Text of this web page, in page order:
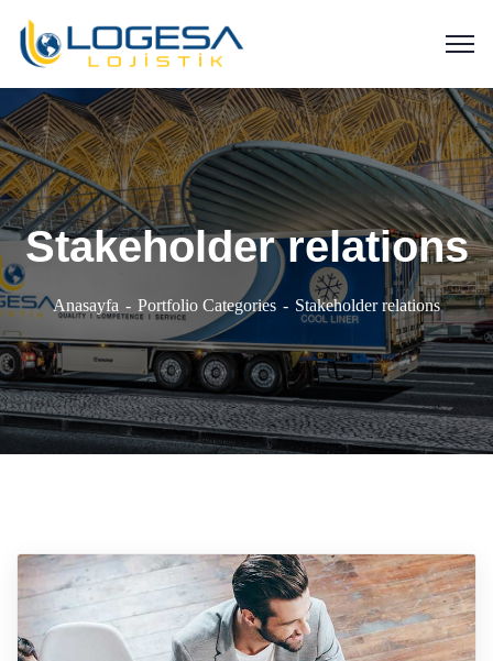
Stakeholder relations
Anasayfa Portfolio Categories Stakeholder relations